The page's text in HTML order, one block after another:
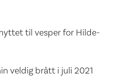
til vesper for Hilde-
veldig brått i juli 2021